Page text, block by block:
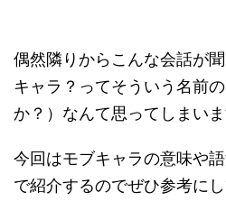
偶然隣りからこんな会話が
キャラ？ってそういう名前
か？）なんて思ってしまいま
今回はモブキャラの意味や
で紹介するのでぜひ参考にし